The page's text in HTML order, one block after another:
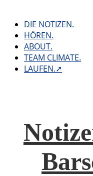
contentDIE NOTIZEN.
HÖREN.
ABOUT.
TEAM CLIMATE.
LAUFEN.➚